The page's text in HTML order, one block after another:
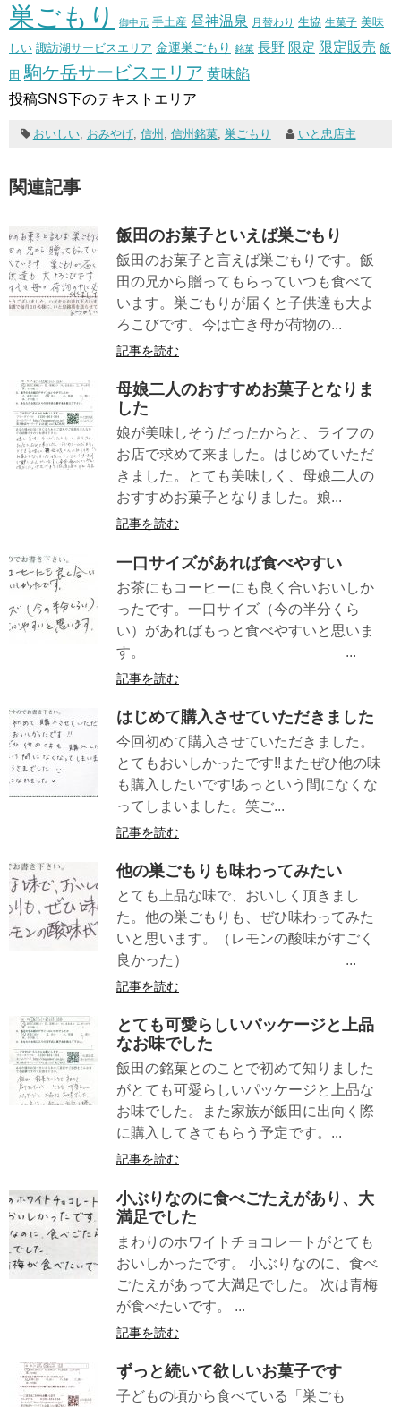
巣ごもり 御中元 手土産 昼神温泉 月替わり 生協 生菓子 美味
しい 諏訪湖サービスエリア 金運巣ごもり 銘菓 長野 限定 限定販売 飯
田 駒ケ岳サービスエリア 黄味餡
投稿SNS下のテキストエリア
おいしい, おみやげ, 信州 信州銘菓, 巣ごもり いと忠店主
関連記事
飯田のお菓子といえば巣ごもり
飯田のお菓子と言えば巣ごもりです。飯
田の兄から贈ってもらっていつも食べて
います。巣ごもりが届くと子供達も大よ
ろこびです。今は亡き母が荷物の...
記事を読む
母娘二人のおすすめお菓子となりま
した
娘が美味しそうだったからと、ライフの
お店で求めて来ました。はじめていただ
きました。とても美味しく、母娘二人の
おすすめお菓子となりました。娘...
記事を読む
一口サイズがあれば食べやすい
お茶にもコーヒーにも良く合いおいしか
ったです。一口サイズ（今の半分くら
い）があればもっと食べやすいと思いま
す。 ...
記事を読む
はじめて購入させていただきました
今回初めて購入させていただきました。
とてもおいしかったです!!またぜひ他の味
も購入したいです!あっという間になくな
ってしまいました。笑ご...
記事を読む
他の巣ごもりも味わってみたい
とても上品な味で、おいしく頂きまし
た。他の巣ごもりも、ぜひ味わってみた
いと思います。（レモンの酸味がすごく
良かった） ...
記事を読む
とても可愛らしいパッケージと上品
なお味でした
飯田の銘菓とのことで初めて知りました
がとても可愛らしいパッケージと上品な
お味でした。また家族が飯田に出向く際
に購入してきてもらう予定です。...
記事を読む
小ぶりなのに食べごたえがあり、大
満足でした
まわりのホワイトチョコレートがとても
おいしかったです。 小ぶりなのに、食べ
ごたえがあって大満足でした。 次は青梅
が食べたいです。 ...
記事を読む
ずっと続いて欲しいお菓子です
子どもの頃から食べている「巣ごも